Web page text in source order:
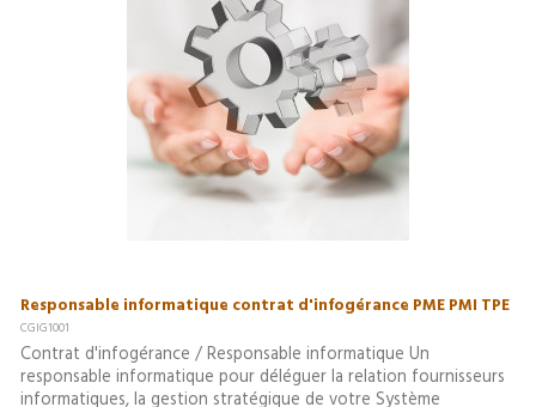
Responsable informatique contrat d'infogérance PME PMI TPE
CGIG1001
Contrat d'infogérance / Responsable informatique Un
responsable informatique pour déléguer la relation fournisseurs
informatiques, la gestion stratégique de votre Système